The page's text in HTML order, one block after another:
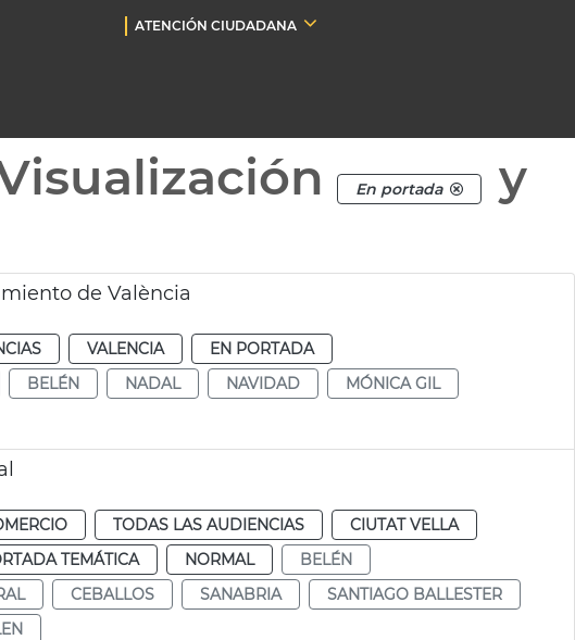
ATENCIÓN CIUDADANA
En portada
y
de València
VALENCIA
EN PORTADA
BELÉN NADAL NAVIDAD
MÓNICA GIL
TODAS LAS AUDIENCIAS
CIUTAT VELLA
TEMÁTICA NORMAL
BELÉN
CEBALLOS SANABRIA
SANTIAGO BALLESTER